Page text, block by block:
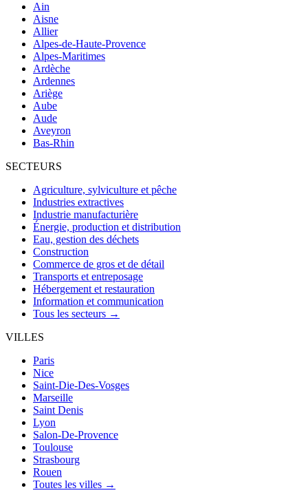
Ain
Aisne
Allier
Alpes-de-Haute-Provence
Alpes-Maritimes
Ardèche
Ardennes
Ariège
Aube
Aude
Aveyron
Bas-Rhin
SECTEURS
Agriculture, sylviculture et pêche
Industries extractives
Industrie manufacturière
Énergie, production et distribution
Eau, gestion des déchets
Construction
Commerce de gros et de détail
Transports et entreposage
Hébergement et restauration
Information et communication
Tous les secteurs →
VILLES
Paris
Nice
Saint-Die-Des-Vosges
Marseille
Saint Denis
Lyon
Salon-De-Provence
Toulouse
Strasbourg
Rouen
Toutes les villes →